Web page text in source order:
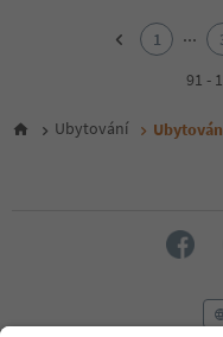
6
1 ...
91 -
Ubytování